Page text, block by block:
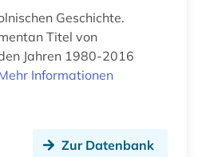
Geschichte.
Titel von
Jahren 1980-2016
Informationen
Zur Datenbank